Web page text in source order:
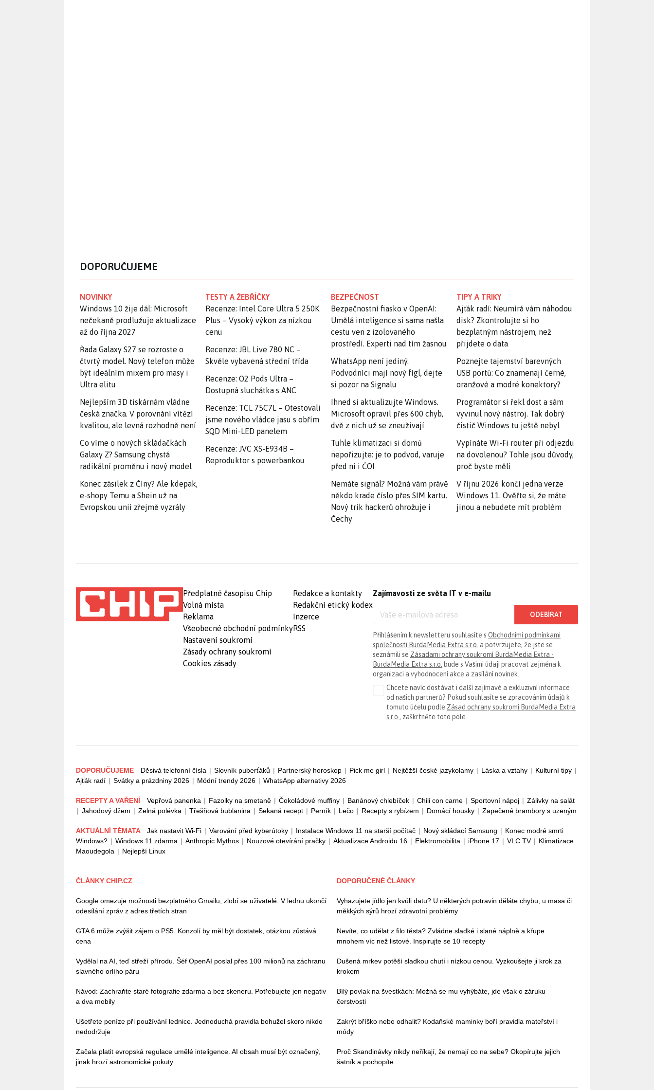
DOPORUČUJEME
NOVINKY
Windows 10 žije dál: Microsoft
nečekaně prodlužuje aktualizace
až do října 2027
Řada Galaxy S27 se rozroste o
čtvrtý model. Nový telefon může
být ideálním mixem pro masy i
Ultra elitu
Nejlepším 3D tiskárnám vládne
česká značka. V porovnání vítězí
kvalitou, ale levná rozhodně není
Co víme o nových skládačkách
Galaxy Z? Samsung chystá
radikální proměnu i nový model
Konec zásilek z Číny? Ale kdepak,
e-shopy Temu a Shein už na
Evropskou unii zřejmě vyzrály
TESTY A ŽEBŘÍČKY
Recenze: Intel Core Ultra 5 250K
Plus – Vysoký výkon za nízkou
cenu
Recenze: JBL Live 780 NC –
Skvěle vybavená střední třída
Recenze: O2 Pods Ultra –
Dostupná sluchátka s ANC
Recenze: TCL 75C7L – Otestovali
jsme nového vládce jasu s obřím
SQD Mini-LED panelem
Recenze: JVC XS-E934B –
Reproduktor s powerbankou
BEZPEČNOST
Bezpečnostní fiasko v OpenAI:
Umělá inteligence si sama našla
cestu ven z izolovaného
prostředí. Experti nad tím žasnou
WhatsApp není jediný.
Podvodníci mají nový fígl, dejte
si pozor na Signalu
Ihned si aktualizujte Windows.
Microsoft opravil přes 600 chyb,
dvě z nich už se zneužívají
Tuhle klimatizaci si domů
nepořizujte: je to podvod, varuje
před ní i ČOI
Nemáte signál? Možná vám právě
někdo krade číslo přes SIM kartu.
Nový trik hackerů ohrožuje i
Čechy
TIPY A TRIKY
Ajťák radí: Neumírá vám náhodou
disk? Zkontrolujte si ho
bezplatným nástrojem, než
přijdete o data
Poznejte tajemství barevných
USB portů: Co znamenají černé,
oranžové a modré konektory?
Programátor si řekl dost a sám
vyvinul nový nástroj. Tak dobrý
čistič Windows tu ještě nebyl
Vypínáte Wi-Fi router při odjezdu
na dovolenou? Tohle jsou důvody,
proč byste měli
V říjnu 2026 končí jedna verze
Windows 11. Ověřte si, že máte
jinou a nebudete mít problém
Předplatné časopisu Chip
Volná místa
Reklama
Všeobecné obchodní podmínky
Nastavení soukromí
Zásady ochrany soukromí
Cookies zásady
Redakce a kontakty
Redakční etický kodex
Inzerce
RSS
Zajímavosti ze světa IT v e-mailu
ODEBÍRAT
Přihlášením k newsletteru souhlasíte s Obchodními podmínkami
společnosti BurdaMedia Extra s.r.o. a potvrzujete, že jste se
seznámili se Zásadami ochrany soukromí BurdaMedia Extra -
BurdaMedia Extra s.r.o. bude s Vašimi údaji pracovat zejména k
organizaci a vyhodnocení akce a zasílání novinek.
Chcete navíc dostávat i další zajímavé a exkluzivní informace
od našich partnerů? Pokud souhlasíte se zpracováním údajů k
tomuto účelu podle Zásad ochrany soukromí BurdaMedia Extra
s.r.o. , zaškrtněte toto pole.
DOPORUČUJEME Děsivá telefonní čísla | Slovník puberťáků | Partnerský horoskop | Pick me girl | Nejtěžší české jazykolamy | Láska a vztahy | Kulturní tipy |
Ajťák radí | Svátky a prázdniny 2026 | Módní trendy 2026 | WhatsApp alternativy 2026
RECEPTY A VAŘENÍ Vepřová panenka | Fazolky na smetaně | Čokoládové muffiny | Banánový chlebíček | Chili con carne | Sportovní nápoj | Zálivky na salát
| Jahodový džem | Zelná polévka | Třešňová bublanina | Sekaná recept | Perník | Lečo | Recepty s rybízem | Domácí housky | Zapečené brambory s uzeným
AKTUÁLNÍ TÉMATA Jak nastavit Wi-Fi | Varování před kyberútoky | Instalace Windows 11 na starší počítač | Nový skládací Samsung | Konec modré smrti
Windows? | Windows 11 zdarma | Anthropic Mythos | Nouzové otevírání pračky | Aktualizace Androidu 16 | Elektromobilita | iPhone 17 | VLC TV | Klimatizace
Maoudegola | Nejlepší Linux
ČLÁNKY CHIP.CZ
Google omezuje možnosti bezplatného Gmailu, zlobí se uživatelé. V lednu ukončí
odesílání zpráv z adres třetích stran
GTA 6 může zvýšit zájem o PS5. Konzolí by měl být dostatek, otázkou zůstává
cena
Vydělal na AI, teď střeží přírodu. Šéf OpenAI poslal přes 100 milionů na záchranu
slavného orlího páru
Návod: Zachraňte staré fotografie zdarma a bez skeneru. Potřebujete jen negativ
a dva mobily
Ušetřete peníze při používání lednice. Jednoduchá pravidla bohužel skoro nikdo
nedodržuje
Začala platit evropská regulace umělé inteligence. AI obsah musí být označený,
jinak hrozí astronomické pokuty
DOPORUČENÉ ČLÁNKY
Vyhazujete jídlo jen kvůli datu? U některých potravin děláte chybu, u masa či
měkkých sýrů hrozí zdravotní problémy
Nevíte, co udělat z filo těsta? Zvládne sladké i slané náplně a křupe
mnohem víc než listové. Inspirujte se 10 recepty
Dušená mrkev potěší sladkou chutí i nízkou cenou. Vyzkoušejte ji krok za
krokem
Bílý povlak na švestkách: Možná se mu vyhýbáte, jde však o záruku
čerstvosti
Zakrýt bříško nebo odhalit? Kodaňské maminky boří pravidla mateřství i
módy
Proč Skandinávky nikdy neříkají, že nemají co na sebe? Okopírujte jejich
šatník a pochopíte...